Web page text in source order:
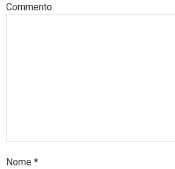
Commento
Nome *